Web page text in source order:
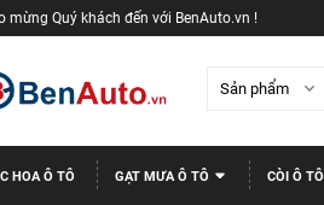
mừng Quý khách đến với BenAuto.vn !
HOA Ô TÔ GẠT MƯA Ô TÔ CÒI Ô TÔ